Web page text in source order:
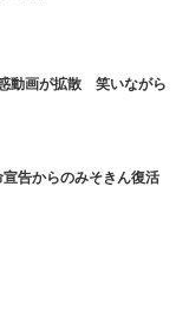
動画が拡散 笑いながら
告からのみそきん復活